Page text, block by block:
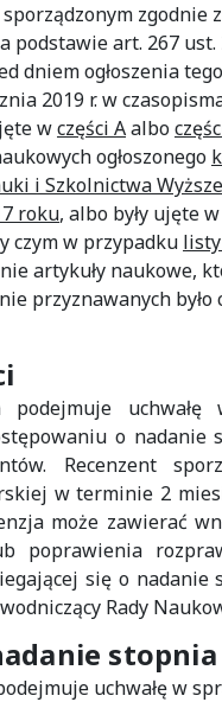
zgodnie
podstawie art. 267
dniem ogłoszenia
2019 r. w
wczęści Aalbo
ogłoszonego
i Szkolnictwa
roku, albo były ujęte
czym w przypadku
artykuły naukowe,
przyznawanych było
podejmuje uchwałę
o nadanie
Recenzent
w terminie 2
może zawierać
poprawienia
się o nadanie
Rady
uchwałę w